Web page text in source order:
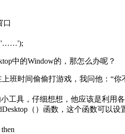
口
'……');
中的Window的，那怎么办呢？
班时间偷偷打游戏，我问他：“你
工具，仔细想想，他应该是利用
（）函数，这个函数可以